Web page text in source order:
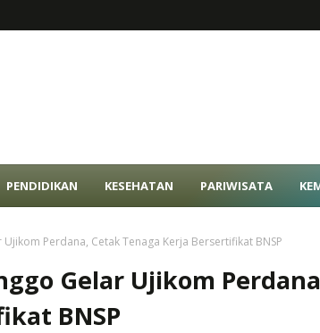
PENDIDIKAN KESEHATAN PARIWISATA
Perdana, Cetak Tenaga Kerja Bersertifikat BNSP
Gelar Ujikom
BNSP